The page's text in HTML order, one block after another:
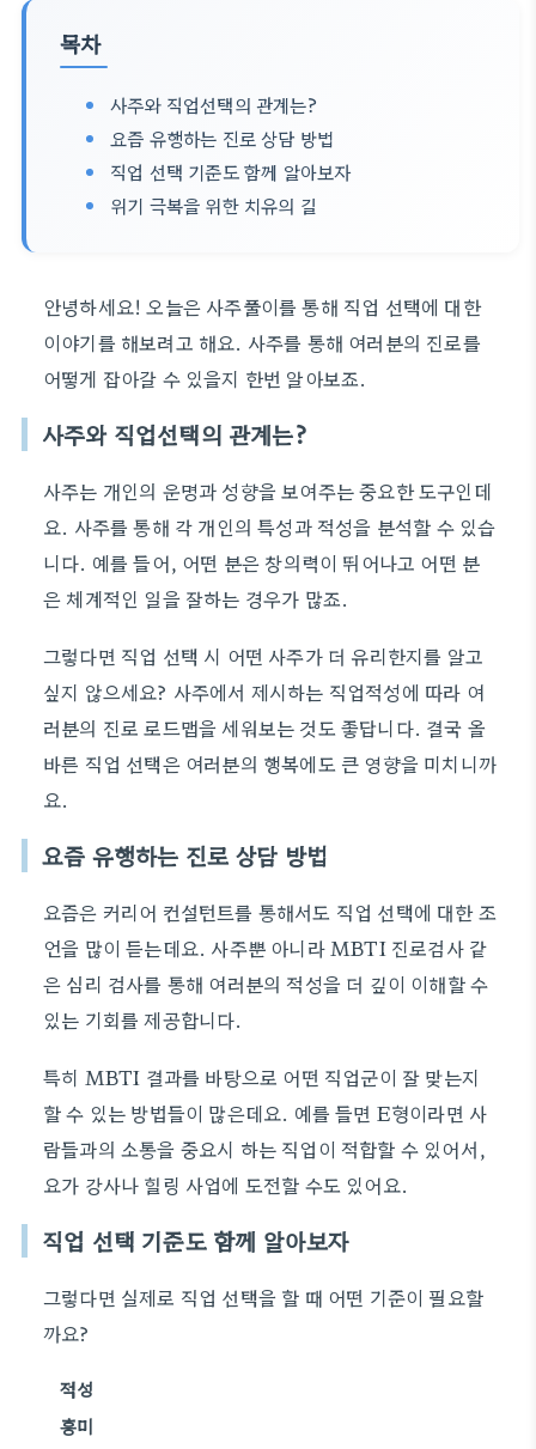
목차
사주와 직업선택의 관계는?
요즘 유행하는 진로 상담 방법
직업 선택 기준도 함께 알아보자
위기 극복을 위한 치유의 길
안녕하세요! 오늘은 사주풀이를 통해 직업 선택에 대한
이야기를 해보려고 해요. 사주를 통해 여러분의 진로를
어떻게 잡아갈 수 있을지 한번 알아보죠.
사주와 직업선택의 관계는?
사주는 개인의 운명과 성향을 보여주는 중요한 도구인데
요. 사주를 통해 각 개인의 특성과 적성을 분석할 수 있습
니다. 예를 들어, 어떤 분은 창의력이 뛰어나고 어떤 분
은 체계적인 일을 잘하는 경우가 많죠.
그렇다면 직업 선택 시 어떤 사주가 더 유리한지를 알고
싶지 않으세요? 사주에서 제시하는 직업적성에 따라 여
러분의 진로 로드맵을 세워보는 것도 좋답니다. 결국 올
바른 직업 선택은 여러분의 행복에도 큰 영향을 미치니까
요.
요즘 유행하는 진로 상담 방법
요즘은 커리어 컨설턴트를 통해서도 직업 선택에 대한 조
언을 많이 듣는데요. 사주뿐 아니라 MBTI 진로검사 같
은 심리 검사를 통해 여러분의 적성을 더 깊이 이해할 수
있는 기회를 제공합니다.
특히 MBTI 결과를 바탕으로 어떤 직업군이 잘 맞는지
할 수 있는 방법들이 많은데요. 예를 들면 E형이라면 사
람들과의 소통을 중요시 하는 직업이 적합할 수 있어서,
요가 강사나 힐링 사업에 도전할 수도 있어요.
직업 선택 기준도 함께 알아보자
그렇다면 실제로 직업 선택을 할 때 어떤 기준이 필요할
까요?
적성
흥미